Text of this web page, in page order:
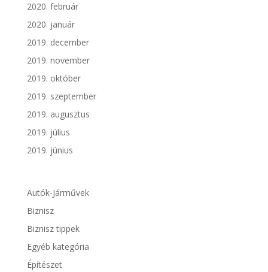
2020. február
2020. január
2019. december
2019. november
2019. október
2019. szeptember
2019. augusztus
2019. július
2019. június
Autók-Járművek
Biznisz
Biznisz tippek
Egyéb kategória
Építészet